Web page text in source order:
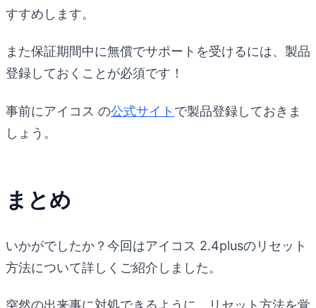
すすめします。
また保証期間中に無償でサポートを受けるには、製品
登録しておくことが必須です！
事前にアイコス の公式サイト で製品登録しておきま
しょう。
まとめ
いかがでしたか？今回はアイコス 2.4plusのリセット
方法について詳しくご紹介しました。